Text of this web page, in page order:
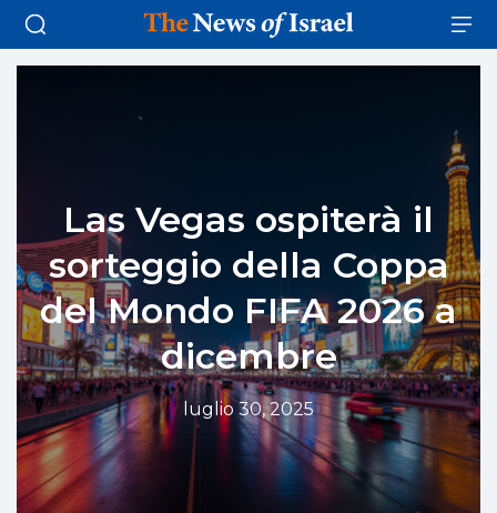
Las Vegas ospiterà il
sorteggio della Coppa
del Mondo FIFA 2026 a
dicembre
luglio 30, 2025